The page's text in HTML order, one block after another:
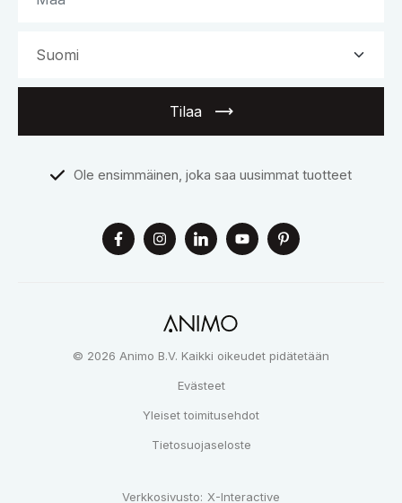
Tilaa
Ole ensimmäinen, joka saa uusimmat tuotteet
© 2026 Animo B.V. Kaikki oikeudet pidätetään
Evästeet
Yleiset toimitusehdot
Tietosuojaseloste
Verkkosivusto: X-Interactive